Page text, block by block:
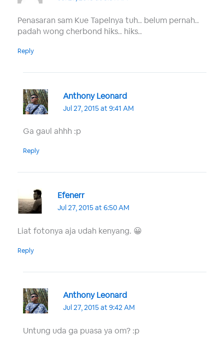
Penasaran sam Kue Tapelnya tuh.. belum pernah..
padah wong cherbond hiks.. hiks..
Reply
Anthony Leonard
Jul 27, 2015 at 9:41 AM
Ga gaul ahhh :p
Reply
Efenerr
Jul 27, 2015 at 6:50 AM
Liat fotonya aja udah kenyang. 😀
Reply
Anthony Leonard
Jul 27, 2015 at 9:42 AM
Untung uda ga puasa ya om? :p